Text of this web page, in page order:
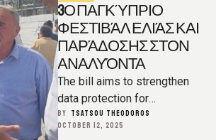
3Ο ΠΑΓΚΎΠΡΙΟ
ΦΕΣΤΙΒΆΛ ΕΛΙΆΣ ΚΑΙ
ΠΑΡΆΔΟΣΗΣ ΣΤΟΝ
ΑΝΑΛΥΌΝΤΑ
The bill aims to strengthen
data protection for
consumers, but reactions
vary based on regional
BY TSATSOU THEODOROS
OCTOBER 12, 2025